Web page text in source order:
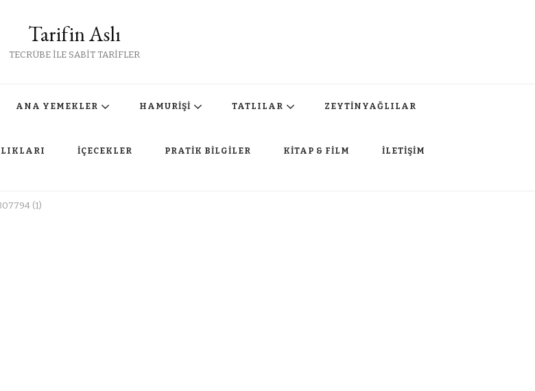
Tarifin Aslı
TECRÜBE İLE SABİT TARİFLER
ANA YEMEKLER HAMURİŞİ TATLILAR ZEYTİNYAĞLILAR
İÇECEKLER PRATİK BİLGİLER KİTAP & FİLM İLETİŞİM
(1)